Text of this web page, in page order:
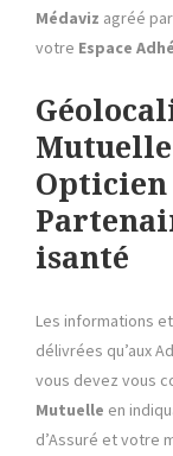
Médaviz agréé
votre Espace
Mutuelle
isanté
Les informations
délivrées qu’aux
vous devez vous
Mutuelle en
d’Assuré et votre